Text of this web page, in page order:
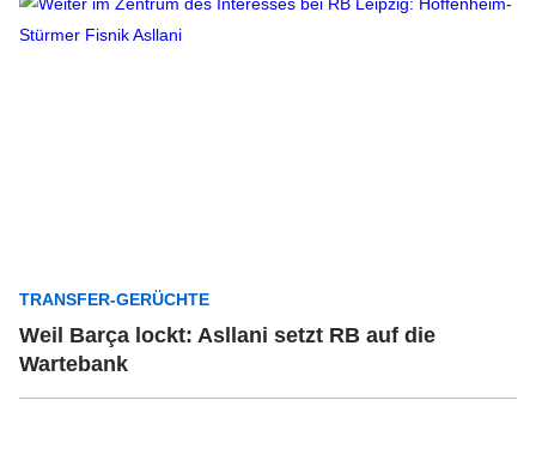
TRANSFER-GERÜCHTE
Weil Barça lockt: Asllani setzt RB auf die
Wartebank